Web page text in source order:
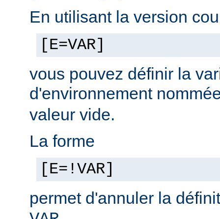
En utilisant la version
[E=VAR]
vous pouvez définir la
d'environnement
valeur vide.
La forme
[E=!VAR]
permet d'annuler la